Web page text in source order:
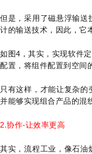
但是，采用了磁悬浮输送
计的输送技术，因此，它
如图4，其实，实现软件
配置，将组件配置到空间
只有这样，才能让复杂
并能够实现组合产品的混
2.协作-让效率更高
其实，流程工业，像石油